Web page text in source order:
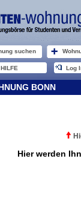
suchen
HILFE Log
BONN
Hier werden